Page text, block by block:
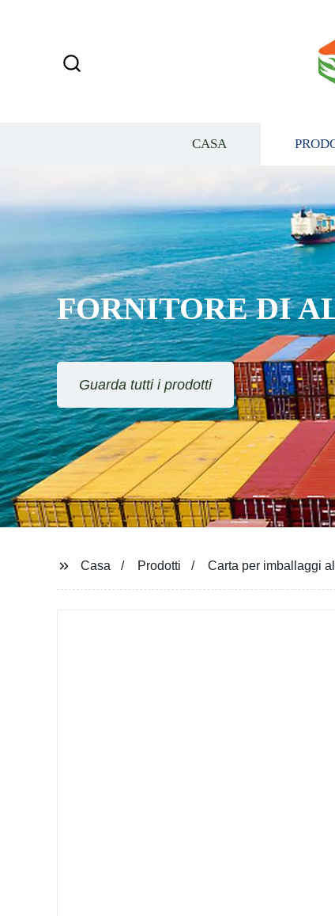
CASA
FORNITORE DI
Guarda tutti i prodotti
Casa Prodotti Carta per imballaggi